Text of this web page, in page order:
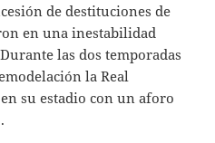
de destituciones de
en una inestabilidad
las dos temporadas
la Real
su estadio con un aforo